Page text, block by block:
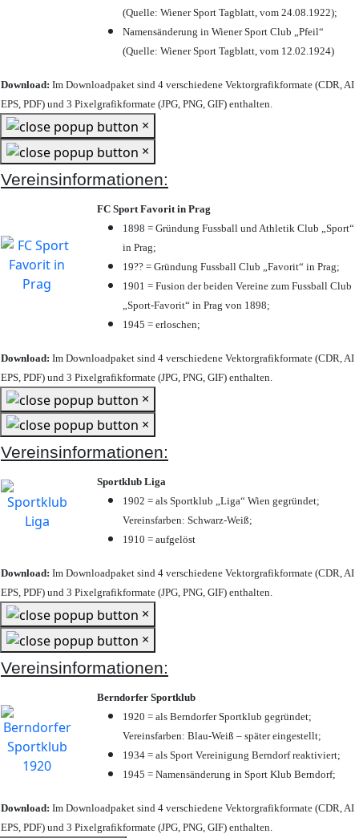
(Quelle: Wiener Sport Tagblatt, vom 24.08.1922);
Namensänderung in Wiener Sport Club „Pfeil“
(Quelle: Wiener Sport Tagblatt, vom 12.02.1924)
Download: Im Downloadpaket sind 4 verschiedene Vektorgrafikformate (CDR, AI
EPS, PDF) und 3 Pixelgrafikformate (JPG, PNG, GIF) enthalten.
×
×
Vereinsinformationen:
FC Sport Favorit in Prag
1898 = Gründung Fussball und Athletik Club „Sport“
in Prag;
19?? = Gründung Fussball Club „Favorit“ in Prag;
1901 = Fusion der beiden Vereine zum Fussball Club
„Sport-Favorit“ in Prag von 1898;
1945 = erloschen;
Download: Im Downloadpaket sind 4 verschiedene Vektorgrafikformate (CDR, AI
EPS, PDF) und 3 Pixelgrafikformate (JPG, PNG, GIF) enthalten.
×
×
Vereinsinformationen:
Sportklub Liga
1902 = als Sportklub „Liga“ Wien gegründet;
Vereinsfarben: Schwarz-Weiß;
1910 = aufgelöst
Download: Im Downloadpaket sind 4 verschiedene Vektorgrafikformate (CDR, AI
EPS, PDF) und 3 Pixelgrafikformate (JPG, PNG, GIF) enthalten.
×
×
Vereinsinformationen:
Berndorfer Sportklub
1920 = als Berndorfer Sportklub gegründet;
Vereinsfarben: Blau-Weiß – später eingestellt;
1934 = als Sport Vereinigung Berndorf reaktiviert;
1945 = Namensänderung in Sport Klub Berndorf;
Download: Im Downloadpaket sind 4 verschiedene Vektorgrafikformate (CDR, AI
EPS, PDF) und 3 Pixelgrafikformate (JPG, PNG, GIF) enthalten.